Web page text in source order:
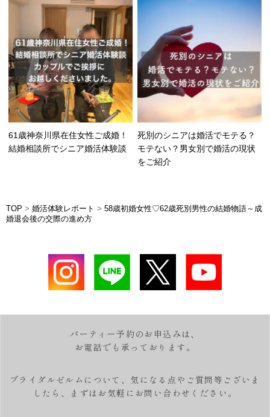
61歳神奈川県在住女性ご成婚！
結婚相談所でシニア婚活体験談
死別のシニアは婚活でモテる？
モテない？男女別で婚活の現状
をご紹介
TOP > 婚活体験レポート > 58歳初婚女性♡62歳死別男性の結婚物語～成
婚退会後の交際の進め方
パーティー予約のお申込みは、
お電話でも承っております。
ブライダルゼルムについて、気になる点やご質問等ございま
したら、
まずはお気軽にお問い合わせください。